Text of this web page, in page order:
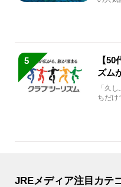
5
【
ズム
「久
ちだ
JREメディア注目カテ